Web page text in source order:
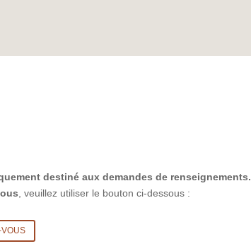
destiné aux demandes de renseignements.
, veuillez utiliser le bouton ci-dessous :